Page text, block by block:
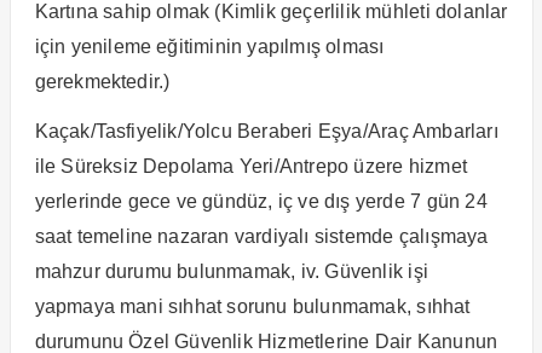
Kartına sahip olmak (Kimlik geçerlilik mühleti dolanlar
için yenileme eğitiminin yapılmış olması
gerekmektedir.)
Kaçak/Tasfiyelik/Yolcu Beraberi Eşya/Araç Ambarları
ile Süreksiz Depolama Yeri/Antrepo üzere hizmet
yerlerinde gece ve gündüz, iç ve dış yerde 7 gün 24
saat temeline nazaran vardiyalı sistemde çalışmaya
mahzur durumu bulunmamak, iv. Güvenlik işi
yapmaya mani sıhhat sorunu bulunmamak, sıhhat
durumunu Özel Güvenlik Hizmetlerine Dair Kanunun